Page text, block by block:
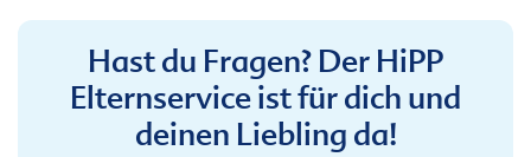
Hast du Fragen? Der HiPP
Elternservice ist für dich und
deinen Liebling da!